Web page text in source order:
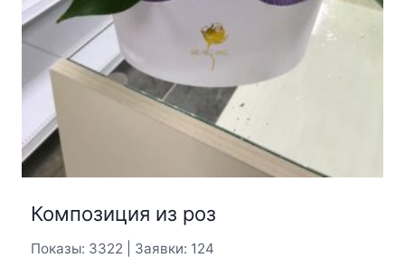
Композиция из роз
Показы: 3322 | Заявки: 124